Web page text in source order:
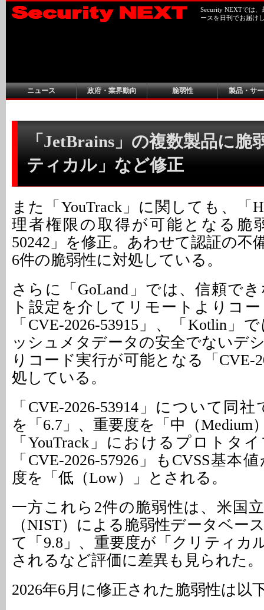
Security NEXTでは
ースを日刊でお届け
ニュース 政府・業界動向 脆弱性 製品・サ
「JetBrains」の複数製品に脆
ティカル」など修正
また「YouTrack」に関しても、「
理者権限の取得が可能となる脆
50242」を修正。あわせて認証の不
6件の脆弱性に対処している。
さらに「GoLand」では、信頼で
ト設定を介してリモートよりコ
「CVE-2026-53915」、「Kotlin」
ッシュメタデータの安全でないデ
りコード実行が可能となる「CVE-
処している。
「CVE-2026-53914」について同
を「6.7」、重要度を「中（Medium
「YouTrack」におけるプロトタ
「CVE-2026-57926」もCVSS基本
度を「低（Low）」とされる。
一方これら2件の脆弱性は、米国
（NIST）による脆弱性データベー
て「9.8」、重要度が「クリティカ
されるなど評価に差異も見られた。
2026年6月に修正された脆弱性は以